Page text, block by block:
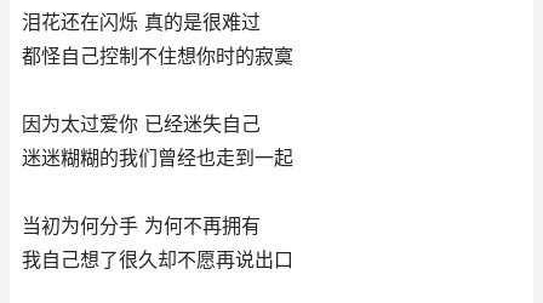
泪花还在闪烁 真的是很难过
都怪自己控制不住想你时的寂寞
因为太过爱你 已经迷失自己
迷迷糊糊的我们曾经也走到一起
当初为何分手 为何不再拥有
我自己想了很久却不愿再说出口